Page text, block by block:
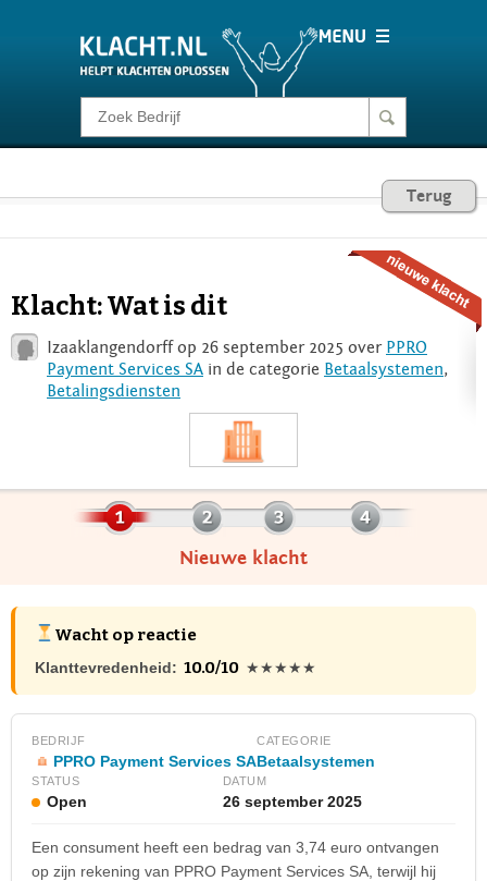
Klacht melden
Consumentenrecht
Login
Terug
Klacht: Wat is dit
Izaaklangendorff op 26 september 2025 over PPRO
Payment Services SA in de categorie Betaalsystemen,
Betalingsdiensten
Nieuwe klacht
Wacht op reactie
Klanttevredenheid: 10.0/10 ★★★★★
BEDRIJF
PPRO Payment Services SA
CATEGORIE
Betaalsystemen
STATUS
Open
DATUM
26 september 2025
Een consument heeft een bedrag van 3,74 euro ontvangen
op zijn rekening van PPRO Payment Services SA, terwijl hij